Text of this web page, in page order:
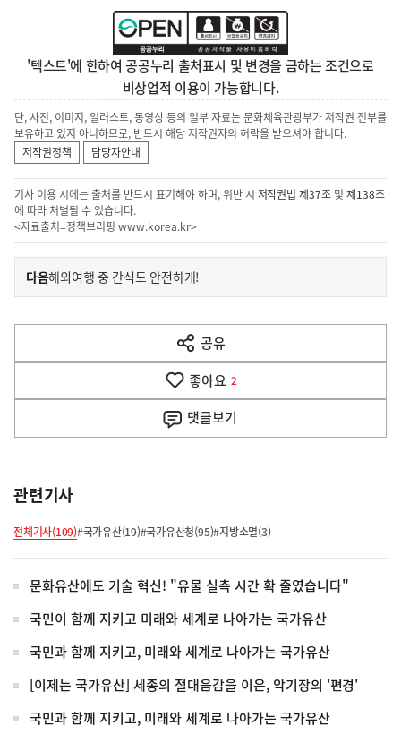
'텍스트'에 한하여 공공누리 출처표시 및 변경을 금하는 조건으로
비상업적 이용이 가능합니다.
단, 사진, 이미지, 일러스트, 동영상 등의 일부 자료는 문화체육관광부가 저작권 전부를
보유하고 있지 아니하므로, 반드시 해당 저작권자의 허락을 받으셔야 합니다.
저작권정책
담당자안내
기사 이용 시에는 출처를 반드시 표기해야 하며, 위반 시 저작권법 제37조 및제138조
에 따라 처벌될 수 있습니다.
<자료출처=정책브리핑 www.korea.kr>
이
전
다
음
다음기
사
해외여행 중 간식도 안전하게!
공유
열
기
좋아요 2
댓글보기
관련기사
전체기사(109)#국가유산(19)#국가유산청(95)#지방소멸(3)
문화유산에도 기술 혁신! "유물 실측 시간 확 줄였습니다"
국민이 함께 지키고 미래와 세계로 나아가는 국가유산
국민과 함께 지키고, 미래와 세계로 나아가는 국가유산
[이제는 국가유산] 세종의 절대음감을 이은, 악기장의 '편경'
국민과 함께 지키고, 미래와 세계로 나아가는 국가유산